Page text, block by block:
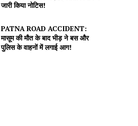
जारी किया नोटिस!
PATNA ROAD ACCIDENT:
मासूम की मौत के बाद भीड़ ने बस और
पुलिस के वाहनों में लगाई आग!